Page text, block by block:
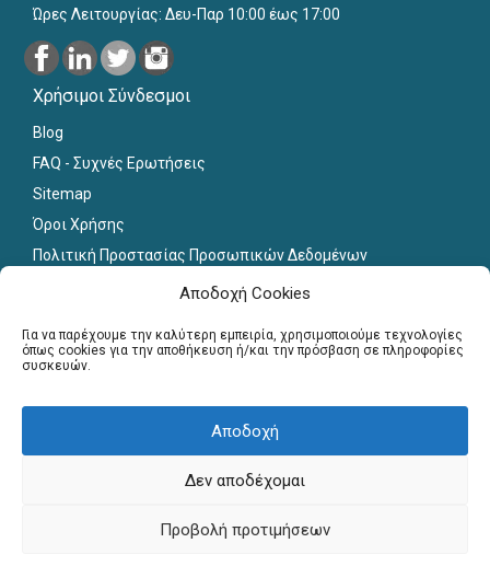
Αποδοχή Cookies
Για να παρέχουμε την καλύτερη εμπειρία, χρησιμοποιούμε τεχνολογίες
όπως cookies για την αποθήκευση ή/και την πρόσβαση σε πληροφορίες
συσκευών.
Αποδοχή
Δεν αποδέχομαι
Προβολή προτιμήσεων
Ώρες Λειτουργίας: Δευ-Παρ 10:00 έως 17:00
Χρήσιμοι Σύνδεσμοι
Blog
FAQ - Συχνές Ερωτήσεις
Sitemap
Όροι Χρήσης
Πολιτική Προστασίας Προσωπικών Δεδομένων
Για εκπαιδευτικούς
Εγγραφή
Γραφείο Διασύνδεσης
Copyright © Πανελλήνιο Δίκτυο Καθηγητών, 2013-2026. All
Rights Reserved. Website by